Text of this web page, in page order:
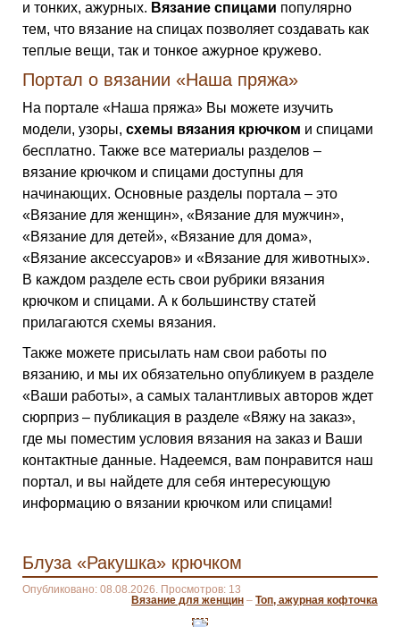
и тонких, ажурных. Вязание спицами популярно
тем, что вязание на спицах позволяет создавать как
теплые вещи, так и тонкое ажурное кружево.
Портал о вязании «Наша пряжа»
На портале «Наша пряжа» Вы можете изучить
модели, узоры, схемы вязания крючком и спицами
бесплатно. Также все материалы разделов –
вязание крючком и спицами доступны для
начинающих. Основные разделы портала – это
«Вязание для женщин», «Вязание для мужчин»,
«Вязание для детей», «Вязание для дома»,
«Вязание аксессуаров» и «Вязание для животных».
В каждом разделе есть свои рубрики вязания
крючком и спицами. А к большинству статей
прилагаются схемы вязания.
Также можете присылать нам свои работы по
вязанию, и мы их обязательно опубликуем в разделе
«Ваши работы», а самых талантливых авторов ждет
сюрприз – публикация в разделе «Вяжу на заказ»,
где мы поместим условия вязания на заказ и Ваши
контактные данные. Надеемся, вам понравится наш
портал, и вы найдете для себя интересующую
информацию о вязании крючком или спицами!
Блуза «Ракушка» крючком
Опубликовано: 08.08.2026. Просмотров: 13
Вязание для женщин – Топ, ажурная кофточка